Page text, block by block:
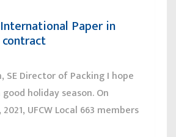
Paper in
SE Director of Packing I hope
holiday season. On
UFCW Local 663 members